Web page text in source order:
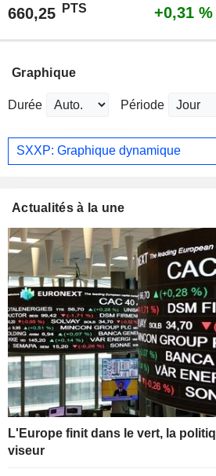
660,25 PTS +0,31 %
Graphique
Durée Période
SXXP: Graphique dynamique
Actualités à la une
L'Europe finit dans le vert, la
viseur